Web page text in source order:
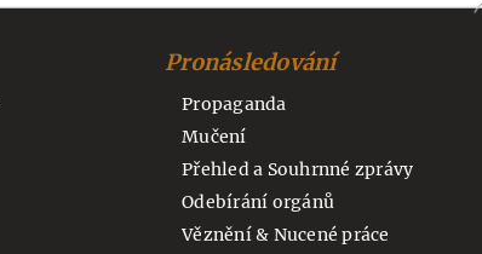
Pronásledování
Propaganda
Mučení
Přehled a Souhrnné zprávy
Odebírání orgánů
Věznění & Nucené práce